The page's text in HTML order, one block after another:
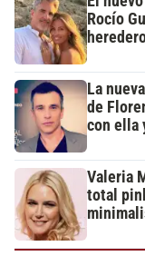
Rocío
La
de
con ella
Valeria
total